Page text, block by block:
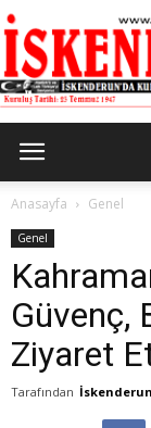
Anasayfa Genel
Genel
Güvenç,
Ziyaret
Tarafından